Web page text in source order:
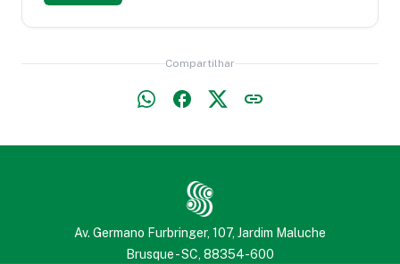
Compartilhar
Av. Germano Furbringer, 107, Jardim Maluche
Brusque - SC, 88354-600